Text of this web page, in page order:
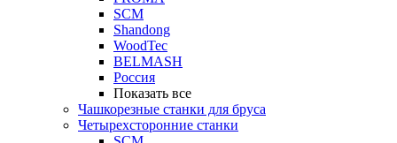
SCM
Shandong
WoodTec
BELMASH
Россия
Показать все
Чашкорезные станки для бруса
Четырехсторонние станки